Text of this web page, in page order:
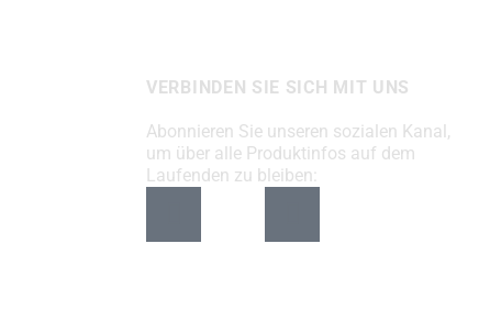
VERBINDEN SIE SICH MIT UNS
Abonnieren Sie unseren sozialen Kanal,
um über alle Produktinfos auf dem
Laufenden zu bleiben: